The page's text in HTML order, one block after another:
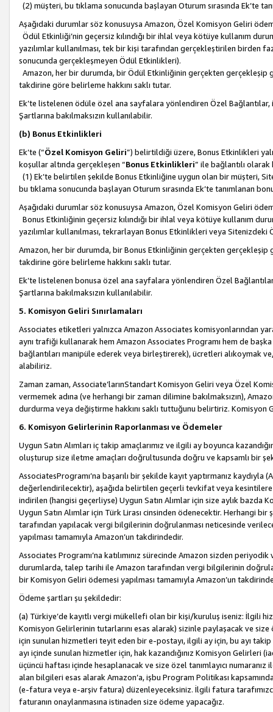
(2) müşteri, bu tıklama sonucunda başlayan Oturum sırasında Ek’te
Aşağıdaki durumlar söz konusuysa Amazon, Özel Komisyon Geliri
Ödül Etkinliği’nin geçersiz kılındığı bir ihlal veya kötüye kullanım
yazılımlar kullanılması, tek bir kişi tarafından gerçekleştirilen
sonucunda gerçekleşmeyen Ödül Etkinlikleri).
Amazon, her bir durumda, bir Ödül Etkinliğinin gerçekten gerçekleşip
takdirine göre belirleme hakkını saklı tutar.
Ek’te listelenen ödüle özel ana sayfalara yönlendiren Özel
Şartlarına bakılmaksızın kullanılabilir.
(b) Bonus Etkinlikleri
Ek’te (“Özel Komisyon Geliri”) belirtildiği üzere, Bonus Etkinlikleri
koşullar altında gerçekleşen “Bonus Etkinlikleri” ile bağlantılı olarak
(1) Ek’te belirtilen şekilde Bonus Etkinliğine uygun olan bir müşteri,
bu tıklama sonucunda başlayan Oturum sırasında Ek’te tanımlanan
Aşağıdaki durumlar söz konusuysa Amazon, Özel Komisyon Geliri
Bonus Etkinliğinin geçersiz kılındığı bir ihlal veya kötüye kullanım
yazılımlar kullanılması, tekrarlayan Bonus Etkinlikleri veya
Amazon, her bir durumda, bir Bonus Etkinliğinin gerçekten gerçekleşip
takdirine göre belirleme hakkını saklı tutar.
Ek’te listelenen bonusa özel ana sayfalara yönlendiren Özel
Şartlarına bakılmaksızın kullanılabilir.
5. Komisyon Geliri Sınırlamaları
Associates etiketleri yalnızca Amazon Associates komisyonlarından
aynı trafiği kullanarak hem Amazon Associates Programı hem de
bağlantıları manipüle ederek veya birleştirerek), ücretleri alıkoymak
alabiliriz.
Zaman zaman, Associate’larınStandart Komisyon Geliri veya Özel
vermemek adına (ve herhangi bir zaman dilimine bakılmaksızın),
durdurma veya değiştirme hakkını saklı tuttuğunu belirtiriz. Komisyon
6. Komisyon Gelirlerinin Raporlanması ve Ödemeler
Uygun Satın Alımları iç takip amaçlarımız ve ilgili ay boyunca
oluşturup size iletme amaçları doğrultusunda doğru ve kapsamlı bir
AssociatesProgramı’na başarılı bir şekilde kayıt yaptırmanız
değerlendirilecektir), aşağıda belirtilen geçerli tevkifat veya
indirilen (hangisi geçerliyse) Uygun Satın Alımlar için size aylık
Uygun Satın Alımlar için Türk Lirası cinsinden ödenecektir. Herhangi
tarafından yapılacak vergi bilgilerinin doğrulanması neticesinde
yapılması tamamıyla Amazon’un takdirindedir.
Associates Programı’na katılımınız sürecinde Amazon sizden
durumlarda, talep tarihi ile Amazon tarafından vergi bilgilerinin
bir Komisyon Geliri ödemesi yapılması tamamıyla Amazon’un
Ödeme şartları şu şekildedir:
(a) Türkiye’de kayıtlı vergi mükellefi olan bir kişi/kuruluş iseniz: İlgili
Komisyon Gelirlerinin tutarlarını esas alarak) sizinle paylaşacak ve
için sunulan hizmetleri teyit eden bir e-postayı, ilgili ay için, bu ayı
ayı içinde sunulan hizmetler için, hak kazandığınız Komisyon Gelirleri
üçüncü haftası içinde hesaplanacak ve size özel tanımlayıcı
alan bilgileri esas alarak Amazon’a, işbu Program Politikası
(e-fatura veya e-arşiv fatura) düzenleyeceksiniz. İlgili fatura
faturanın onaylanmasına istinaden size ödeme yapacağız.